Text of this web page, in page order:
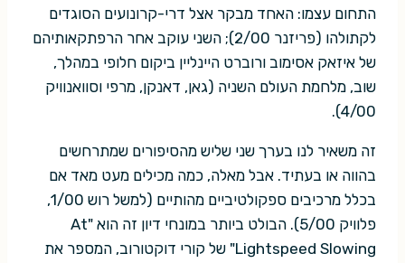
התחום עצמו: האחד מבקר אצל דרי-קרונועים הסוגדים
לקתולהו (פריזנר 2/00); השני עוקב אחר הרפתקאותיהם
של איזאק אסימוב ורוברט היינליין ביקום חלופי במהלך,
שוב, מלחמת העולם השניה (גאן, דאנקן, מרפי וסוואנוויק
4/00).
זה משאיר לנו בערך שני שליש מהסיפורים שמתרחשים
בהווה או בעתיד. אבל מאלה, כמה מכילים מעט מאד אם
בכלל מרכיבים ספקולטיביים מהותיים (למשל רוש 1/00,
פלוויק 5/00). הבולט ביותר במונחי דיון זה הוא "At
Lightspeed Slowing" של קורי דוקטורוב, המספר את